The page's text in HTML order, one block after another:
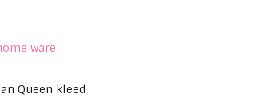
ware
Queen kleed